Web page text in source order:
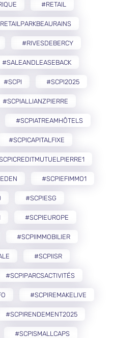
#RETAIL
#RIVESDEBERCY
#SALEANDLEASEBACK
#SCPI #SCPI2025
#SCPIALLIANZPIERRE
#SCPIATREAMHÔTELS
#SCPICAPITALFIXE
#SCPIEFIMMO1
#SCPIESG
#SCPIEUROPE
#SCPIIMMOBILIER
#SCPIISR
#SCPIPARCSACTIVITÉS
#SCPIREMAKELIVE
#SCPIRENDEMENT2025
#SCPISMALLCAPS